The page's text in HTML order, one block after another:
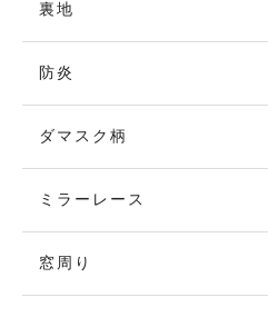
裏地
防炎
ダマスク柄
ミラーレース
窓周り